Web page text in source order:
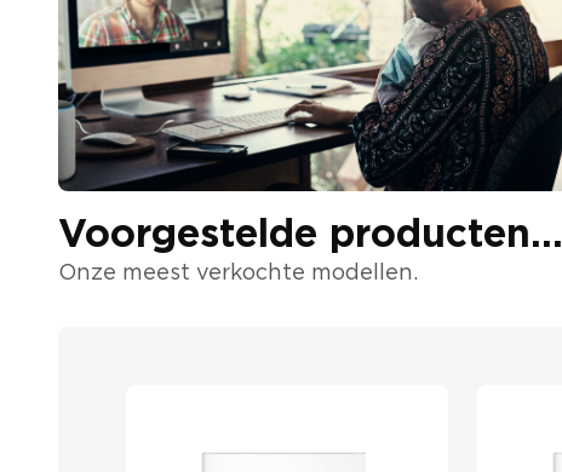
Voorgestelde producten...
Onze meest verkochte modellen.